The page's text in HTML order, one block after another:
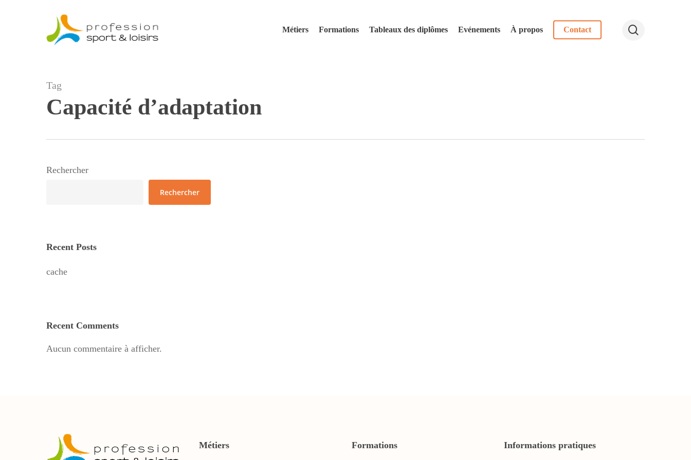
Métiers Formations Tableaux des diplômes Evénements À propos Contact
Tag
Capacité d’adaptation
Rechercher
Rechercher
Recent Posts
cache
Recent Comments
Aucun commentaire à afficher.
Métiers Formations Informations pratiques